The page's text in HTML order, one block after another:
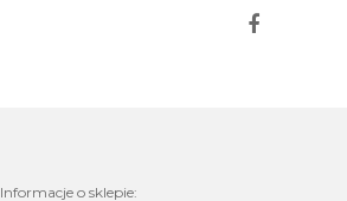
Informacje o sklepie: